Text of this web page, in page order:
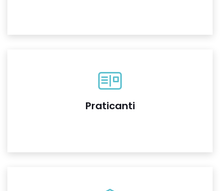
Praticanti